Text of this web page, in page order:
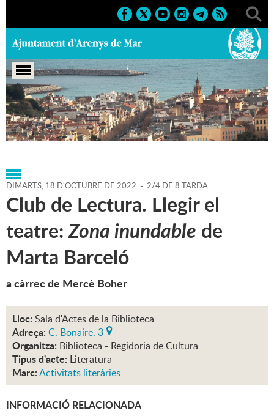
Portada > Regidories > Cultura > Biblioteca P. Fidel
Fita > Agenda > 18-10-2022
DIMARTS, 18 D'OCTUBRE DE 2022 - 2/4 DE 8 TARDA
Club de Lectura. Llegir el
teatre:Zona inundable de
Marta Barceló
a càrrec de Mercè Boher
Lloc: Sala d'Actes de la Biblioteca
Adreça: C. Bonaire, 3
Organitza: Biblioteca - Regidoria de Cultura
Tipus d'acte: Literatura
Marc:Activitats literàries
INFORMACIÓ RELACIONADA